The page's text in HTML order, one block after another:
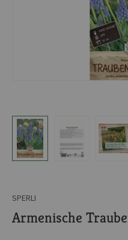
SPERLI
Armenische